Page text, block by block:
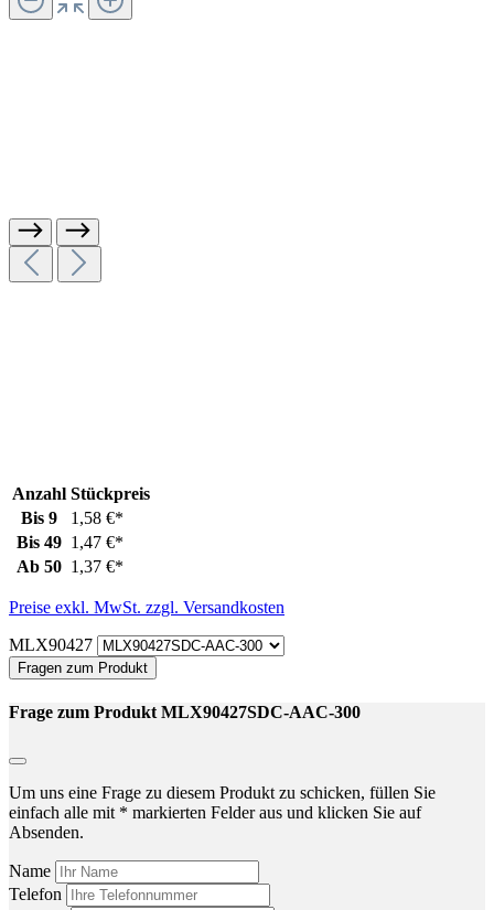
Anzahl Stückpreis
Bis 9
1,58 €*
Bis 49 1,47 €*
Ab 50 1,37 €*
Preise exkl. MwSt. zzgl. Versandkosten
MLX90427
Fragen zum Produkt
Frage zum Produkt MLX90427SDC-AAC-300
Um uns eine Frage zu diesem Produkt zu schicken, füllen Sie
einfach alle mit * markierten Felder aus und klicken Sie auf
Absenden.
Name
Telefon